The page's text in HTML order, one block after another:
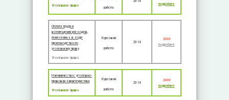
Уголовное право
работа
подробнее
Оплата труда и
возмещения расходов,
понесенных в ходе
производства по
уголовному праву
Уголовное право
Курсовая
работа
2014
2000
подробнее
Наемничество: уголовно-
правовая характеристика
Уголовное право
Курсовая
работа
2014
2000
подробнее